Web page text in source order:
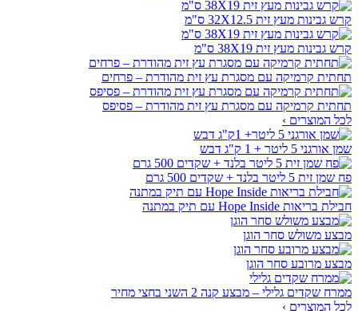
קרש גבינות מעץ זית 32X12.5 ס"מ
קרש גבינות מעץ זית 38X19 ס"מ
תחתית קרמיקה עם מסגרת עץ זית מהודרת – פרחים
תחתית קרמיקה עם מסגרת עץ זית מהודרת – פסיפס
לכל המוצרים ›
שמן אורגני 5 ליטר + 1 ק"ג דבש
פח שמן זית 5 ליטר בלנד + שקדים 500 גרם
חבילת בריאות Hope Inside עם תיק במתנה
מבצע משולש סחר הוגן
מבצע מרובע סחר הוגן
ממרח שקדים גלילי – מבצע קנה 2 השני בחצי מחיר
לכל המוצרים ›